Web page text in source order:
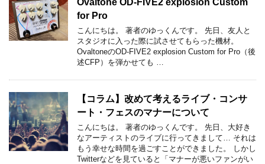
for Pro
こんにちは。 著者のゆっくんです。 先日、友人と
スタジオに入った際に試させてもらった機材。
OvaltoneのOD-FIVE2 explosion Custom for Pro（後
述CFP）を弾かせても …
【コラム】改めて考えるライブ・コンサ
ート・フェスのマナーについて
こんにちは。 著者のゆっくんです。 先日、大好き
なアーティストのライブに行ってきまして… それは
もう幸せな時間を過ごすことができました。 しかし
Twitterなどを見ていると「マナーが悪いファンがい